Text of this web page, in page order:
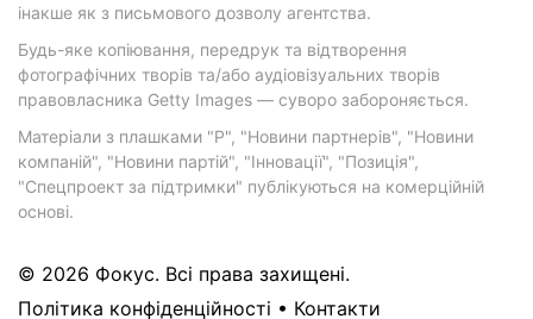
інакше як з письмового дозволу агентства.
Будь-яке копіювання, передрук та відтворення
фотографічних творів та/або аудіовізуальних творів
правовласника Getty Images — суворо забороняється.
Матеріали з плашками "Р", "Новини партнерів", "Новини
компаній", "Новини партій", "Інновації", "Позиція",
"Спецпроект за підтримки" публікуються на комерційній
основі.
© 2026 Фокус. Всі права захищені.
Політика конфіденційності • Контакти